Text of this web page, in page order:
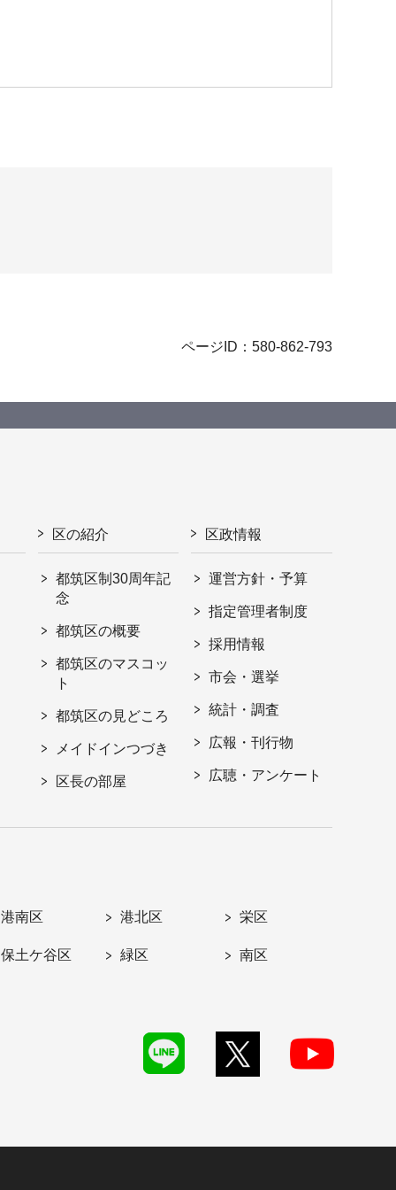
ページID：580-862-793
区の紹介
都筑区制30周年記
念
都筑区の概要
都筑区のマスコッ
ト
都筑区の見どころ
メイドインつづき
区長の部屋
区政情報
運営方針・予算
指定管理者制度
採用情報
市会・選挙
統計・調査
広報・刊行物
広聴・アンケート
港南区 港北区 栄区
保土ケ谷区 緑区 南区